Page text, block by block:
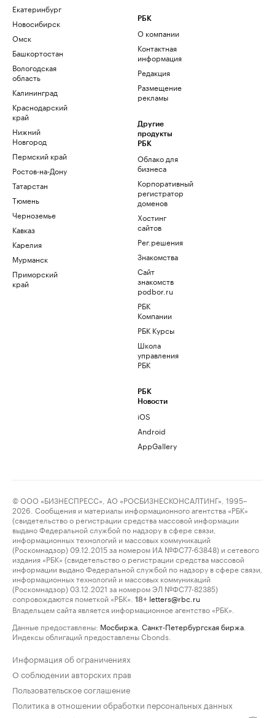
Екатеринбург
Новосибирск
Омск
Башкортостан
Вологодская
область
Калининград
Краснодарский
край
Нижний
Новгород
Пермский край
Ростов-на-Дону
Татарстан
Тюмень
Черноземье
Кавказ
Карелия
Мурманск
Приморский
край
РБК
О компании
Контактная
информация
Редакция
Размещение
рекламы
Другие
продукты
РБК
Облако для
бизнеса
Корпоративный
регистратор
доменов
Хостинг
сайтов
Рег.решения
Знакомства
Сайт
знакомств
podbor.ru
РБК
Компании
РБК Курсы
Школа
управления
РБК
РБК
Новости
iOS
Android
AppGallery
© ООО «БИЗНЕСПРЕСС», АО «РОСБИЗНЕСКОНСАЛТИНГ», 1995–
2026. Сообщения и материалы информационного агентства «РБК»
(свидетельство о регистрации средства массовой информации
выдано Федеральной службой по надзору в сфере связи,
информационных технологий и массовых коммуникаций
(Роскомнадзор) 09.12.2015 за номером ИА №ФС77-63848) и сетевого
издания «РБК» (свидетельство о регистрации средства массовой
информации выдано Федеральной службой по надзору в сфере связи,
информационных технологий и массовых коммуникаций
(Роскомнадзор) 03.12.2021 за номером ЭЛ №ФС77-82385)
сопровождаются пометкой «РБК».
18+ letters@rbc.ru
Владельцем сайта является информационное агентство «РБК».
Данные предоставлены: Мосбиржа Санкт-Петербургская биржа
Индексы облигаций предоставлены Cbonds.
Информация об ограничениях
О соблюдении авторских прав
Пользовательское соглашение
Политика в отношении обработки персональных данных